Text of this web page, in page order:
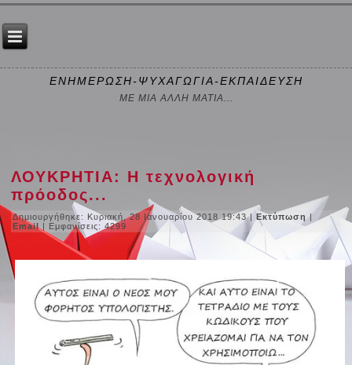
ΕΝΗΜΕΡΩΣΗ-ΨΥΧΑΓΩΓΙΑ-ΕΚΠΑΙΔΕΥΣΗ
ΜΕ ΜΙΑ ΑΛΛΗ ΜΑΤΙΑ...
ΛΟΥΚΡΗΤΙΑ: Η τεχνολογική
πρόοδος...
Δημιουργήθηκε: Κυριακή, 28 Ιανουαρίου 2018 19:43|Εκτύπωση|
Email | Εμφανίσεις: 4299